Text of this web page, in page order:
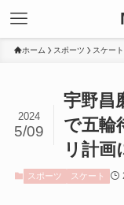
ホーム スポーツ スケート
宇野昌
で五輪
リ計画
2024
5/09
スポーツ スケート